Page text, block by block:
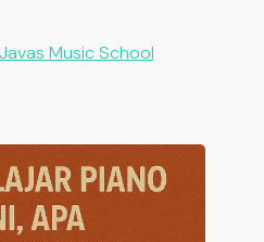
Music School